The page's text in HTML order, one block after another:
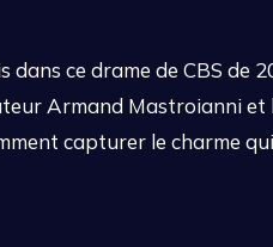
ce drame de CBS de
Armand Mastroianni et
capturer le charme